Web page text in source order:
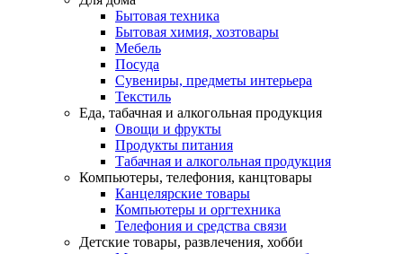
Бытовая техника
Бытовая химия, хозтовары
Мебель
Посуда
Сувениры, предметы интерьера
Текстиль
Еда, табачная и алкогольная продукция
Овощи и фрукты
Продукты питания
Табачная и алкогольная продукция
Компьютеры, телефония, канцтовары
Канцелярские товары
Компьютеры и оргтехника
Телефония и средства связи
Детские товары, развлечения, хобби